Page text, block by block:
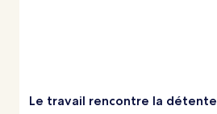
Le travail rencontre la détente